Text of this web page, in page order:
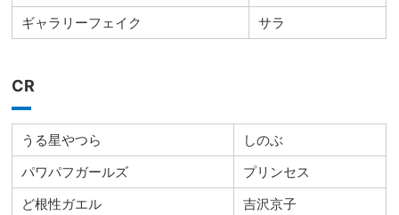
ギャラリーフェイク
サラ
CR
うる星やつら
しのぶ
パワパフガールズ
プリンセス
ど根性ガエル
吉沢京子